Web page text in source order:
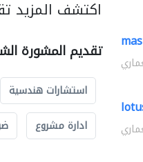
اكتشف المزيد
تقديم المشورة
استشارات هندسية
ادارة مشروع